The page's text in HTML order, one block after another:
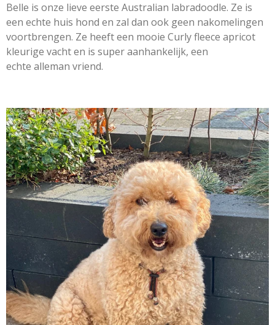
Belle is onze lieve eerste Australian labradoodle. Ze is
een echte huis hond en zal dan ook geen nakomelingen
voortbrengen. Ze heeft een mooie Curly fleece apricot
kleurige vacht en is super aanhankelijk, een
echte alleman vriend.